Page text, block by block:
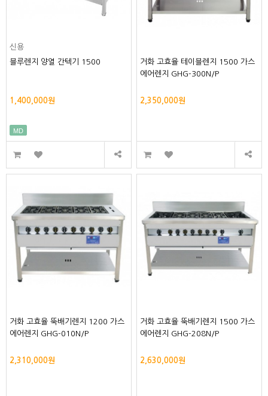
신용
블루렌지 양열 간텍기 1500
1,400,000원
MD
거화 고효율 테이블렌지 1500 가스
에어렌지 GHG-300N/P
2,350,000원
거화 고효율 뚝배기렌지 1200 가스
에어렌지 GHG-010N/P
2,310,000원
거화 고효율 뚝배기렌지 1500 가스
에어렌지 GHG-208N/P
2,630,000원